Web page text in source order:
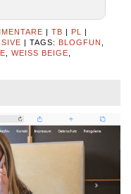
TB PL
TAGS: BLOGFUN
WEISS BEIGE